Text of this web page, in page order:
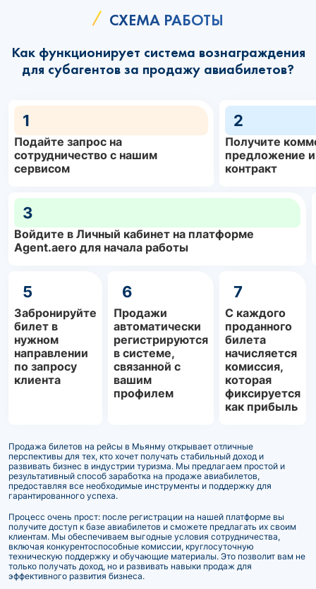
СХЕМА РАБОТЫ
Как функционирует система вознаграждения
для субагентов за продажу авиабилетов?
1
Подайте запрос на
сотрудничество с нашим
сервисом
2
Получите
предложение
контракт
3
Войдите в Личный кабинет на платформе
Agent.aero для начала работы
5
Забронируйте
билет в
нужном
направлении
по запросу
клиента
6
Продажи
автоматически
регистрируются
в системе,
связанной с
вашим
профилем
7
С каждого
проданного
билета
начисляется
комиссия,
которая
фиксируется
как прибыль
Продажа билетов на рейсы в Мьянму открывает отличные
перспективы для тех, кто хочет получать стабильный доход и
развивать бизнес в индустрии туризма. Мы предлагаем простой и
результативный способ заработка на продаже авиабилетов,
предоставляя все необходимые инструменты и поддержку для
гарантированного успеха.
Процесс очень прост: после регистрации на нашей платформе вы
получите доступ к базе авиабилетов и сможете предлагать их своим
клиентам. Мы обеспечиваем выгодные условия сотрудничества,
включая конкурентоспособные комиссии, круглосуточную
техническую поддержку и обучающие материалы. Это позволит вам не
только получать доход, но и развивать навыки продаж для
эффективного развития бизнеса.